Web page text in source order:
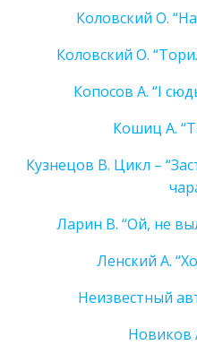
Коловский О.
Коловский О.
Копосов А. “I
Кошиц А.
Кузнецов В. Цикл –
Ларин В. “Ой, не
Ленский А.
Неизвестный
Новиков